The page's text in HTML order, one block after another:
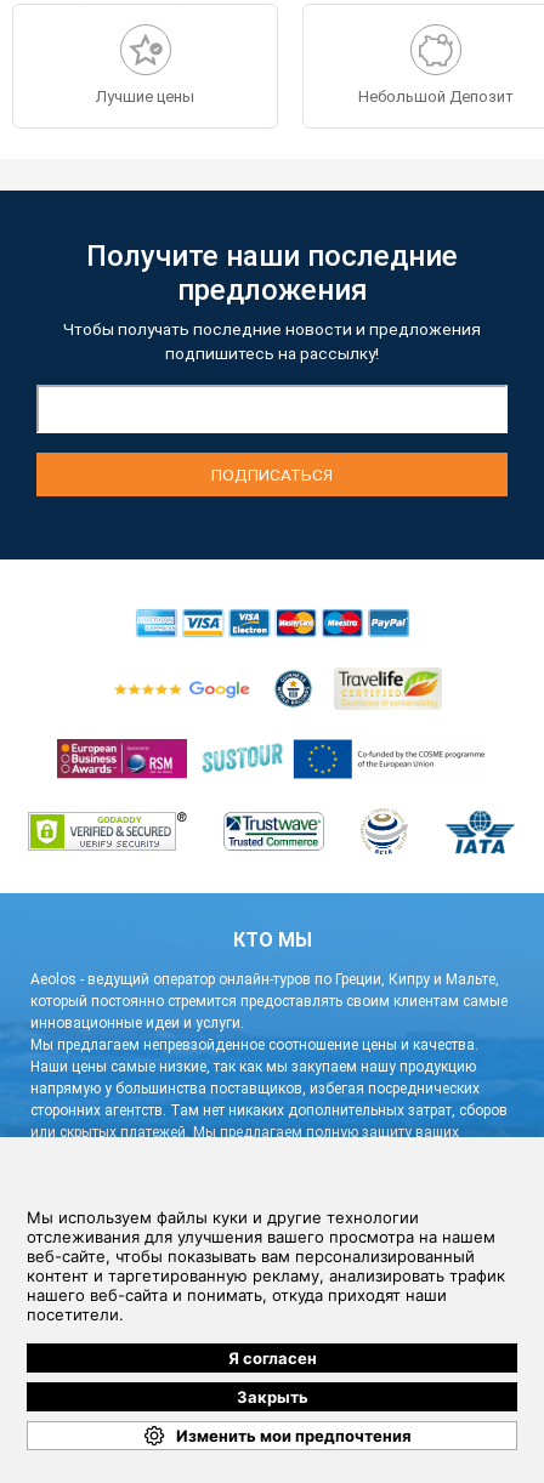
Лучшие цены Небольшой Депозит
Получите наши последние
предложения
Чтобы получать последние новости и предложения
подпишитесь на рассылку!
КТО МЫ
Aeolos - ведущий оператор онлайн-туров по Греции, Кипру и Мальте,
который постоянно стремится предоставлять своим клиентам самые
инновационные идеи и услуги.
Мы предлагаем непревзойденное соотношение цены и качества.
Наши цены самые низкие, так как мы закупаем нашу продукцию
напрямую у большинства поставщиков, избегая посреднических
сторонних агентств. Там нет никаких дополнительных затрат, сборов
или скрытых платежей. Мы предлагаем полную защиту ваших
связаться с нами!
Условия и Положения|Политика конфиденциальности
Aeolos Cyprus Travel Ltd, Зенас Кантер 12, CY-1065, Никосия, Кипр, Номер
регистрации компании: 30678 (Зарегистрировано на Кипре) Контактная
информация: Номер офиса: +357 22881292, Адрес электронной почты:
info@bookcyprus.com